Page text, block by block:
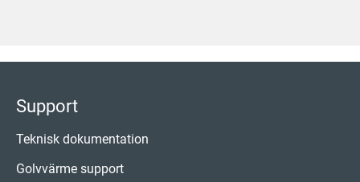
Support
Teknisk dokumentation
Golvvärme support